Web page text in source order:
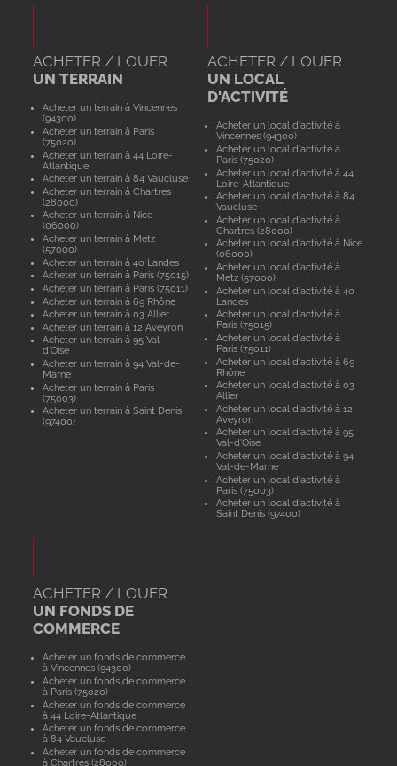
ACHETER / LOUER
UN TERRAIN
Acheter un terrain à Vincennes
(94300)
Acheter un terrain à Paris
(75020)
Acheter un terrain à 44 Loire-
Atlantique
Acheter un terrain à 84 Vaucluse
Acheter un terrain à Chartres
(28000)
Acheter un terrain à Nice
(06000)
Acheter un terrain à Metz
(57000)
Acheter un terrain à 40 Landes
Acheter un terrain à Paris (75015)
Acheter un terrain à Paris (75011)
Acheter un terrain à 69 Rhône
Acheter un terrain à 03 Allier
Acheter un terrain à 12 Aveyron
Acheter un terrain à 95 Val-
d'Oise
Acheter un terrain à 94 Val-de-
Marne
Acheter un terrain à Paris
(75003)
Acheter un terrain à Saint Denis
(97400)
ACHETER / LOUER
UN LOCAL
D'ACTIVITÉ
Acheter un local d'activité à
Vincennes (94300)
Acheter un local d'activité à
Paris (75020)
Acheter un local d'activité à 44
Loire-Atlantique
Acheter un local d'activité à 84
Vaucluse
Acheter un local d'activité à
Chartres (28000)
Acheter un local d'activité à Nice
(06000)
Acheter un local d'activité à
Metz (57000)
Acheter un local d'activité à 40
Landes
Acheter un local d'activité à
Paris (75015)
Acheter un local d'activité à
Paris (75011)
Acheter un local d'activité à 69
Rhône
Acheter un local d'activité à 03
Allier
Acheter un local d'activité à 12
Aveyron
Acheter un local d'activité à 95
Val-d'Oise
Acheter un local d'activité à 94
Val-de-Marne
Acheter un local d'activité à
Paris (75003)
Acheter un local d'activité à
Saint Denis (97400)
ACHETER / LOUER
UN FONDS DE
COMMERCE
Acheter un fonds de commerce
à Vincennes (94300)
Acheter un fonds de commerce
à Paris (75020)
Acheter un fonds de commerce
à 44 Loire-Atlantique
Acheter un fonds de commerce
à 84 Vaucluse
Acheter un fonds de commerce
à Chartres (28000)